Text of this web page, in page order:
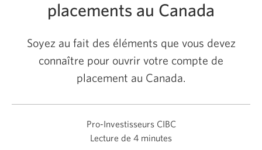
placements au Canada
Soyez au fait des éléments que vous devez
connaître pour ouvrir votre compte de
placement au Canada.
Pro-Investisseurs CIBC
Lecture de 4 minutes